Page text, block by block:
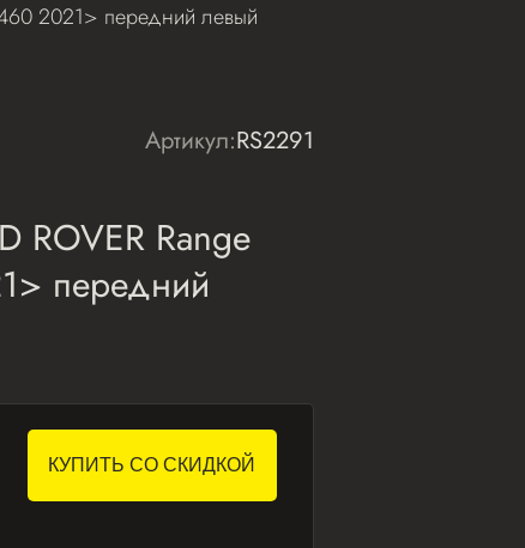
2021> передний левый
Артикул:RS2291
ROVER Range
передний
КУПИТЬ СО СКИДКОЙ